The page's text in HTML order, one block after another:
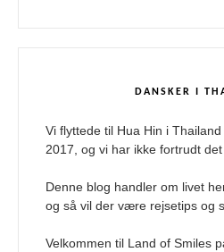
DANSKER I
Vi flyttede til Hua Hin i
2017, og vi har ikke fortrudt
Denne blog handler om livet
og så vil der være rejsetips og
Velkommen til Land of Smiles